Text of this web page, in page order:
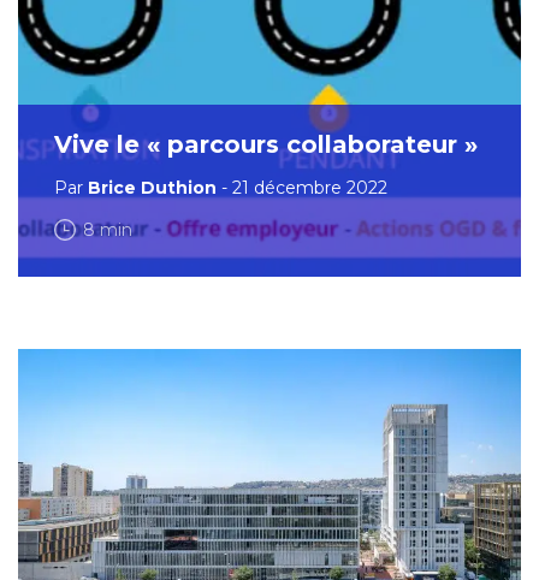
Vive le « parcours collaborateur »
Par Brice Duthion - 21 décembre 2022
8 min